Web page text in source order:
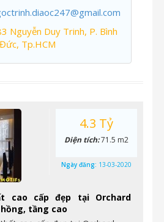
Nguyễn Duy Trinh, P. Bình
Tp.HCM
cao cấp đẹp tại Orchard
tầng cao
4.3 Tỷ
Diện tích:71.5 m2
Ngày đăng: 13-03-2020